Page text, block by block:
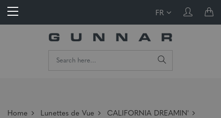
FR
Home Lunettes de Vue
CALIFORNIA DREAMIN'